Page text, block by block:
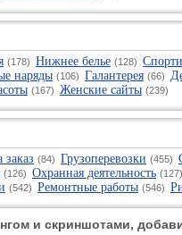
(178) Нижнее белье (128)
наряды (106) Галантерея (66)
(167) Женские сайты (239)
(84) Грузоперевозки (455)
(126) Охранная деятельность
(542) Ремонтные работы (546)
и скриншотами,